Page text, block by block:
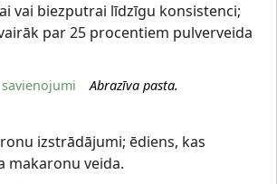
vai biezputrai līdzīgu konsistenci;
par 25 procentiem pulverveida
Abrazīva pasta.
izstrādājumi; ēdiens, kas
makaronu veida.